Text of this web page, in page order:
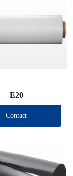
E20
Contact